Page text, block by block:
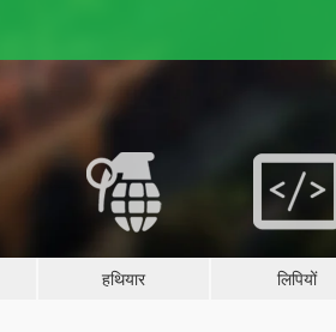
हथियार लिपियों